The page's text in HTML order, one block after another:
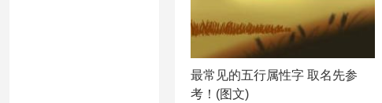
最常见的五行属性字 取名先参
考！(图文)